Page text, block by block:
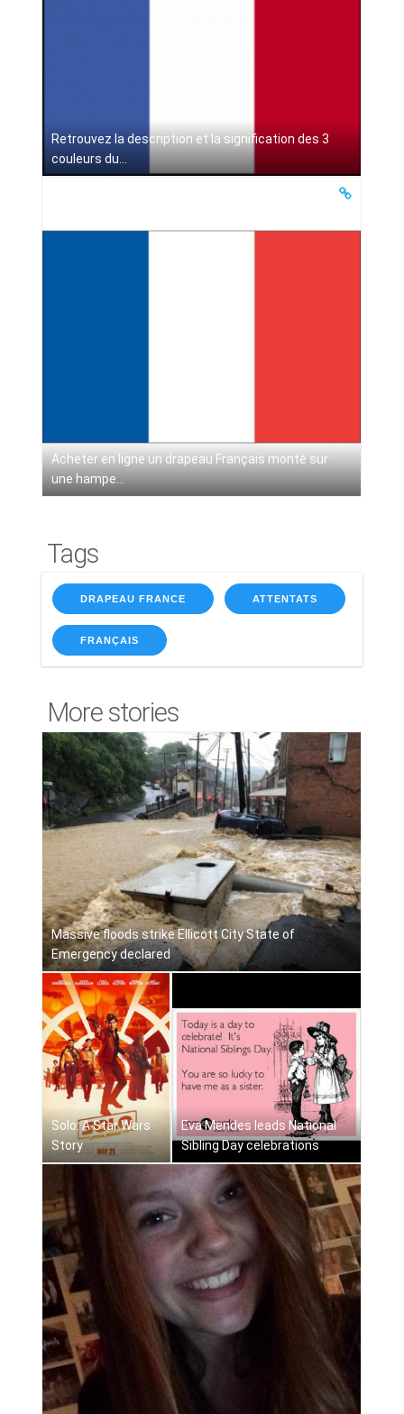
Retrouvez la description et la signification des 3
couleurs du...
Acheter en ligne un drapeau Français monté sur
une hampe...
Tags
DRAPEAU FRANCE ATTENTATS
FRANÇAIS
More stories
Massive floods strike Ellicott City State of
Emergency declared
Solo: A Star Wars
Story
Eva Mendes leads National
Sibling Day celebrations